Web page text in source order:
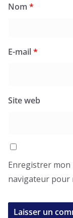
Nom *
E-mail*
Site web
Enregistrer mon
navigateur pour